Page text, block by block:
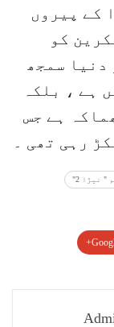
کے پیروں
کو
دنیا سمجھ
ہے ، بلکہ
ہے جس
رہی تھی ۔
نیژا 2"